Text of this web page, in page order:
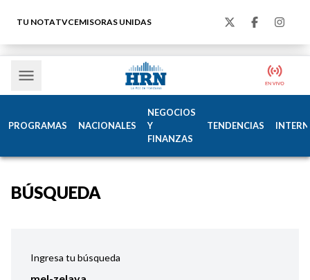
TU NOTATVCEMISORAS UNIDAS
PROGRAMAS NACIONALES
NEGOCIOS
Y
FINANZAS
TENDENCIAS
BÚSQUEDA
Ingresa tu búsqueda